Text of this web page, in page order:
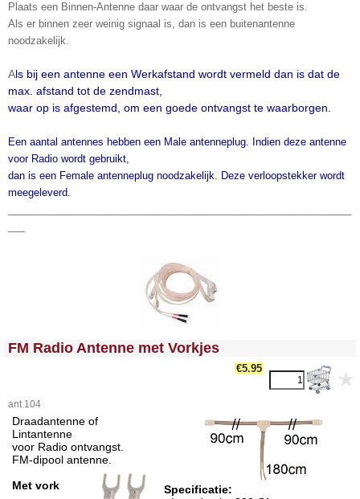
Plaats een Binnen-Antenne daar waar de ontvangst het beste is.
Als er binnen zeer weinig signaal is, dan is een buitenantenne
noodzakelijk.
Als bij een antenne een Werkafstand wordt vermeld dan is dat de
max. afstand tot de zendmast,
waar op is afgestemd, om een goede ontvangst te waarborgen.
Een aantal antennes hebben een Male antenneplug. Indien deze antenne
voor Radio wordt gebruikt,
dan is een Female antenneplug noodzakelijk. Deze verloopstekker wordt
meegeleverd.
<!-- MakeFullWidth0 --><!-- MakeFullWidth1 --><!-- MakeFullWidth2 --><!-- MakeFullWidth3 --><!-- MakeFullWidth4 --><!-- MakeFullWidth5 --><!-- MakeFullWidth6 --><!-- MakeFullWidth7 --><!-- MakeFullWidth8 --><!-- MakeFullWidth9 --><!-- MakeFullWidth10 --><!-- MakeFullWidth11 --><!-- MakeFullWidth12 --><!-- MakeFullWidth13 --><!-- MakeFullWidth14 --><!-- MakeFullWidth15 --><!-- MakeFullWidth16 --><!-- MakeFullWidth17 --><!-- MakeFullWidth18 --><!-- MakeFullWidth19 -->
FM Radio Antenne met Vorkjes
€5.95
ant 104
Draadantenne of
Lintantenne
voor Radio ontvangst.
FM-dipool antenne.
Met vork
Specificatie: